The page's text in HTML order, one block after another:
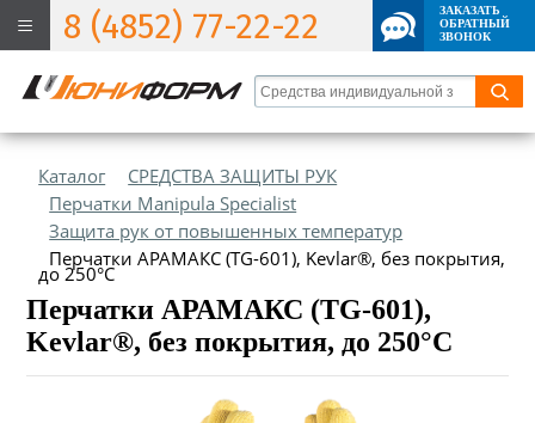
8 (4852) 77-22-22
ЗАКАЗАТЬ
ОБРАТНЫЙ
ЗВОНОК
Каталог
СРЕДСТВА ЗАЩИТЫ РУК
Перчатки Manipula Specialist
Защита рук от повышенных температур
Перчатки АРАМАКС (TG-601), Kevlar®, без покрытия,
до 250°С
Перчатки АРАМАКС (TG-601),
Kevlar®, без покрытия, до 250°С